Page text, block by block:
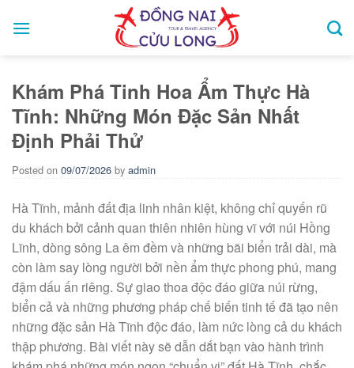
Khám Phá Tinh Hoa Ẩm Thực Hà
Tĩnh: Những Món Đặc Sản Nhất
Định Phải Thử
Posted on 09/07/2026 by admin
Hà Tĩnh, mảnh đất địa linh nhân kiệt, không chỉ quyến rũ
du khách bởi cảnh quan thiên nhiên hùng vĩ với núi Hồng
Lĩnh, dòng sông La êm đềm và những bãi biển trải dài, mà
còn làm say lòng người bởi nền ẩm thực phong phú, mang
đậm dấu ấn riêng. Sự giao thoa độc đáo giữa núi rừng,
biển cả và những phương pháp chế biến tinh tế đã tạo nên
những đặc sản Hà Tĩnh độc đáo, làm nức lòng cả du khách
thập phương. Bài viết này sẽ dẫn dắt bạn vào hành trình